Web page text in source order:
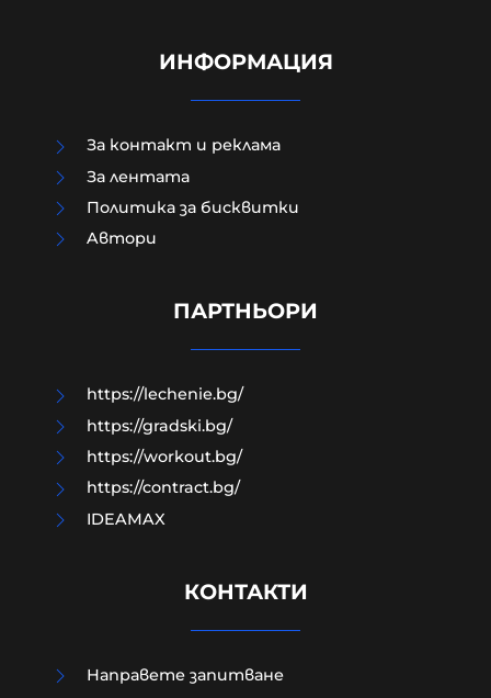
ИНФОРМАЦИЯ
За контакт и реклама
За лентата
Политика за бисквитки
Aвтори
ПАРТНЬОРИ
https://lechenie.bg/
https://gradski.bg/
https://workout.bg/
https://contract.bg/
IDEAMAX
КОНТАКТИ
Направете запитване